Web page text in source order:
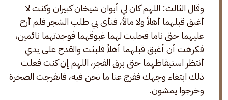
وقال الثالث: اللهم كان لي أبوان شيخان كبيران وكنت لا
أغبق قبلهما أهلاً ولا مالاً، فنأى بي طلب الشجر فلم أرح
عليهما حتى ناما فحلبت لهما غبوقهما فوجدتهما نائمين،
فكرهت أن أغبق قبلهما أهلاً فلبثت والقدح على يدي
أنتظر استيقاظهما حتى برق الفجر، اللهم إن كنت فعلت
ذلك ابتغاء وجهك ففرج عنا ما نحن فيه، فانفرجت الصخرة
وخرجوا يمشون.